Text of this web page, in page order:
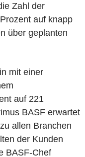
Zahl der
auf knapp
über geplanten
mit einer
auf 221
BASF erwartet
allen Branchen
der Kunden
BASF-Chef